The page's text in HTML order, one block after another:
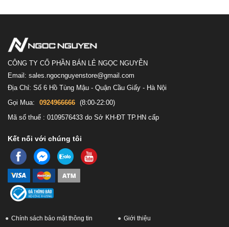
CÔNG TY CỔ PHẦN BÁN LẺ NGỌC NGUYỄN
Email: sales.ngocnguyenstore@gmail.com
Địa Chỉ: Số 6 Hồ Tùng Mậu - Quận Cầu Giấy - Hà Nội
Gọi Mua:
0924966666 (8:00-22:00)
Mã số thuế : 0109576433 do Sở KH-ĐT TP.HN cấp
Kết nối với chúng tôi
Chính sách bảo mật thông tin Giới thiệu